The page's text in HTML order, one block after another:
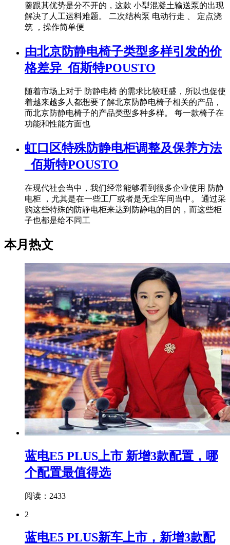
羹跟其优势是分不开的，这款 小型混凝土输送泵的出现
解决了人工运料难题。 二次结构泵 电动行走 、 定点浇
筑 ，操作简单便
由北京防静电椅子类型多样引发的价
格差异_佰斯特POUSTO
随着市场上对于 防静电椅 的需求比较旺盛，所以也促使
着越来越多人都想要了解北京防静电椅子相关的产品，
而北京防静电椅子的产品类型多种多样。 每一款椅子在
功能和性能方面也
虹口区特殊防静电柜调整及保养方法
_佰斯特POUSTO
在现代社会当中，我们经常能够看到很多企业使用 防静
电柜 ，尤其是在一些工厂或者是无尘车间当中。 通过采
购这些特殊的防静电柜来达到防静电的目的，而这些柜
子也都是给不同工
本月热文
蓝电E5 PLUS上市 新增3款配置，哪
个配置最值得选
阅读：2433
2
蓝电E5 PLUS新车上市，新增3款配